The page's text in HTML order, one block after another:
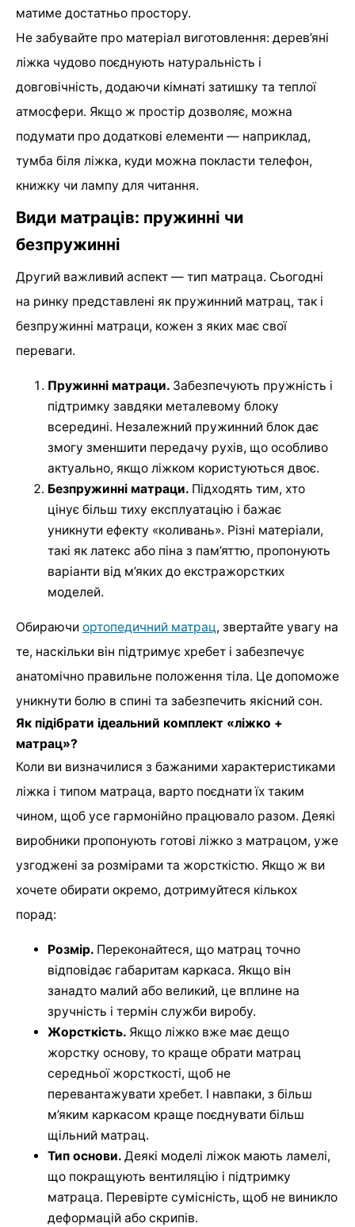
матиме достатньо простору.
Не забувайте про матеріал виготовлення: дерев’яні
ліжка чудово поєднують натуральність і
довговічність, додаючи кімнаті затишку та теплої
атмосфери. Якщо ж простір дозволяє, можна
подумати про додаткові елементи — наприклад,
тумба біля ліжка, куди можна покласти телефон,
книжку чи лампу для читання.
Види матраців: пружинні чи
безпружинні
Другий важливий аспект — тип матраца. Сьогодні
на ринку представлені як пружинний матрац, так і
безпружинні матраци, кожен з яких має свої
переваги.
Пружинні матраци. Забезпечують пружність і
підтримку завдяки металевому блоку
всередині. Незалежний пружинний блок дає
змогу зменшити передачу рухів, що особливо
актуально, якщо ліжком користуються двоє.
Безпружинні матраци. Підходять тим, хто
цінує більш тиху експлуатацію і бажає
уникнути ефекту «коливань». Різні матеріали,
такі як латекс або піна з пам’яттю, пропонують
варіанти від м’яких до екстражорстких
моделей.
Обираючи ортопедичний матрац, звертайте увагу на
те, наскільки він підтримує хребет і забезпечує
анатомічно правильне положення тіла. Це допоможе
уникнути болю в спині та забезпечить якісний сон.
Як підібрати ідеальний комплект «ліжко +
матрац»?
Коли ви визначилися з бажаними характеристиками
ліжка і типом матраца, варто поєднати їх таким
чином, щоб усе гармонійно працювало разом. Деякі
виробники пропонують готові ліжко з матрацом, уже
узгоджені за розмірами та жорсткістю. Якщо ж ви
хочете обирати окремо, дотримуйтеся кількох
порад:
Розмір. Переконайтеся, що матрац точно
відповідає габаритам каркаса. Якщо він
занадто малий або великий, це вплине на
зручність і термін служби виробу.
Жорсткість. Якщо ліжко вже має дещо
жорстку основу, то краще обрати матрац
середньої жорсткості, щоб не
перевантажувати хребет. І навпаки, з більш
м’яким каркасом краще поєднувати більш
щільний матрац.
Тип основи. Деякі моделі ліжок мають ламелі,
що покращують вентиляцію і підтримку
матраца. Перевірте сумісність, щоб не виникло
деформацій або скрипів.